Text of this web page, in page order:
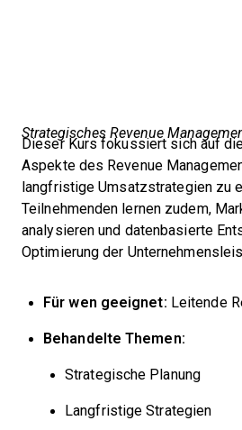
Strategisches Revenue
Dieser Kurs fokussiert sich auf
Aspekte des Revenue
langfristige Umsatzstrategien zu
Teilnehmenden lernen zudem,
analysieren und datenbasierte
Optimierung der
Für wen geeignet: Leitende
Behandelte Themen:
Strategische Planung
Langfristige Strategien